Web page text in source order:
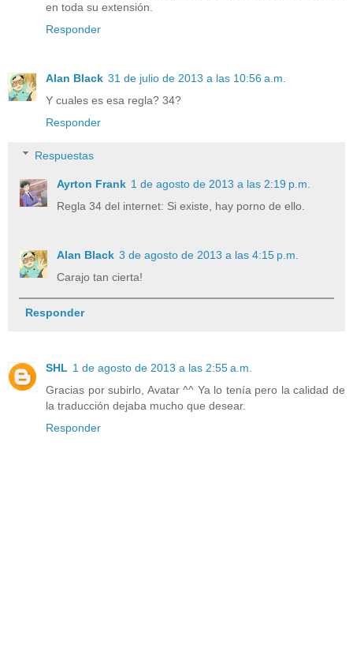
en toda su extensión.
Responder
Alan Black 31 de julio de 2013 a las 10:56 a.m.
Y cuales es esa regla? 34?
Responder
Respuestas
Ayrton Frank 1 de agosto de 2013 a las 2:19 p.m.
Regla 34 del internet: Si existe, hay porno de ello.
Alan Black 3 de agosto de 2013 a las 4:15 p.m.
Carajo tan cierta!
Responder
SHL 1 de agosto de 2013 a las 2:55 a.m.
Gracias por subirlo, Avatar ^^ Ya lo tenía pero la calidad de
la traducción dejaba mucho que desear.
Responder